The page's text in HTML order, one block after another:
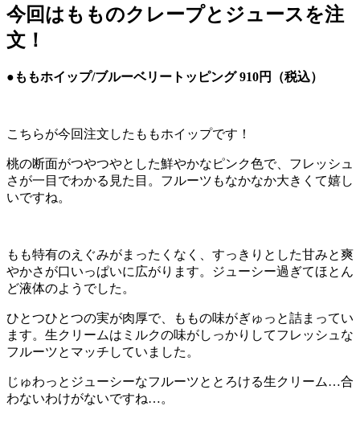
今回はもものクレープとジュースを注
文！
●ももホイップ/ブルーベリートッピング 910円（税込）
こちらが今回注文したももホイップです！
桃の断面がつやつやとした鮮やかなピンク色で、フレッシュ
さが一目でわかる見た目。フルーツもなかなか大きくて嬉し
いですね。
もも特有のえぐみがまったくなく、すっきりとした甘みと爽
やかさが口いっぱいに広がります。ジューシー過ぎてほとん
ど液体のようでした。
ひとつひとつの実が肉厚で、ももの味がぎゅっと詰まってい
ます。生クリームはミルクの味がしっかりしてフレッシュな
フルーツとマッチしていました。
じゅわっとジューシーなフルーツととろける生クリーム…合
わないわけがないですね…。